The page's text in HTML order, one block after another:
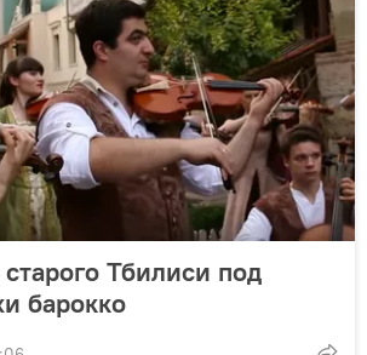
Тбилиси под
барокко